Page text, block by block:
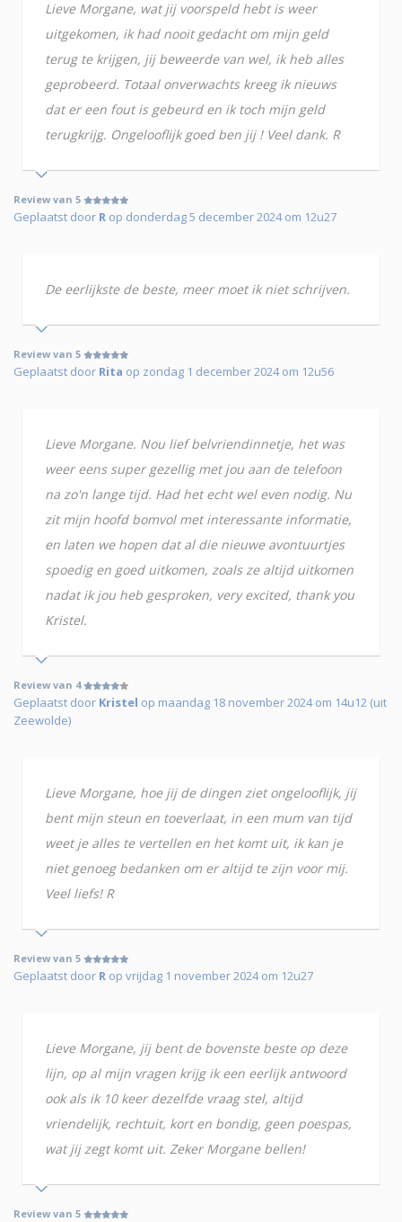
Lieve Morgane, wat jij voorspeld hebt is weer
uitgekomen, ik had nooit gedacht om mijn geld
terug te krijgen, jij beweerde van wel, ik heb alles
geprobeerd. Totaal onverwachts kreeg ik nieuws
dat er een fout is gebeurd en ik toch mijn geld
terugkrijg. Ongelooflijk goed ben jij ! Veel dank. R
Review van 5
Geplaatst door R op donderdag 5 december 2024 om 12u27
De eerlijkste de beste, meer moet ik niet schrijven.
Review van 5
Geplaatst door Rita op zondag 1 december 2024 om 12u56
Lieve Morgane. Nou lief belvriendinnetje, het was
weer eens super gezellig met jou aan de telefoon
na zo'n lange tijd. Had het echt wel even nodig. Nu
zit mijn hoofd bomvol met interessante informatie,
en laten we hopen dat al die nieuwe avontuurtjes
spoedig en goed uitkomen, zoals ze altijd uitkomen
nadat ik jou heb gesproken, very excited, thank you
Kristel.
Review van 4
Geplaatst door Kristel op maandag 18 november 2024 om 14u12 (uit
Zeewolde)
Lieve Morgane, hoe jij de dingen ziet ongelooflijk, jij
bent mijn steun en toeverlaat, in een mum van tijd
weet je alles te vertellen en het komt uit, ik kan je
niet genoeg bedanken om er altijd te zijn voor mij.
Veel liefs! R
Review van 5
Geplaatst door R op vrijdag 1 november 2024 om 12u27
Lieve Morgane, jij bent de bovenste beste op deze
lijn, op al mijn vragen krijg ik een eerlijk antwoord
ook als ik 10 keer dezelfde vraag stel, altijd
vriendelijk, rechtuit, kort en bondig, geen poespas,
wat jij zegt komt uit. Zeker Morgane bellen!
Review van 5